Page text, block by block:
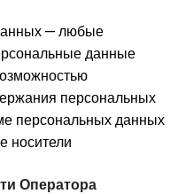
— любые
данные
персональных
персональных данных
носители
Оператора